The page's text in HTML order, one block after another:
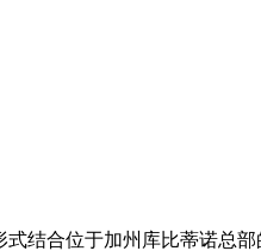
结合位于加州库比蒂诺总